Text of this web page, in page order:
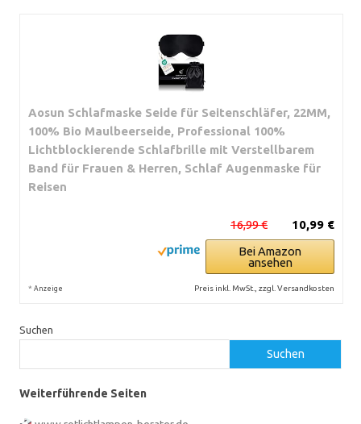
Aosun Schlafmaske Seide für Seitenschläfer, 22MM,
100% Bio Maulbeerseide, Professional 100%
Lichtblockierende Schlafbrille mit Verstellbarem
Band für Frauen & Herren, Schlaf Augenmaske für
Reisen
10,99 €
16,99 €
Bei Amazon
ansehen
* Anzeige Preis inkl. MwSt., zzgl. Versandkosten
Suchen
Suchen
Weiterführende Seiten